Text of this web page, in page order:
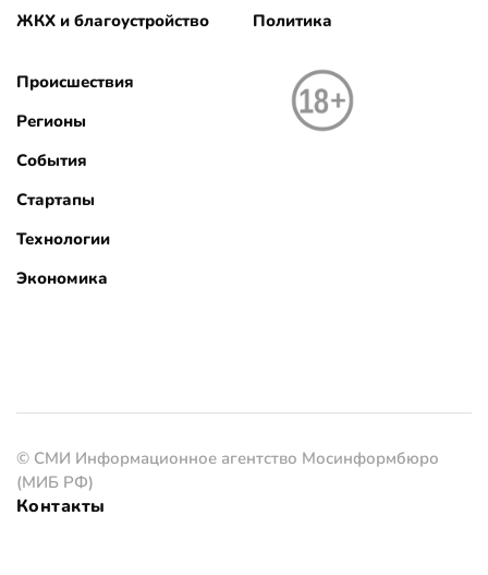
ЖКХ и благоустройство
Политика
Происшествия
Регионы
События
Стартапы
Технологии
Экономика
© СМИ Информационное агентство Мосинформбюро
(МИБ РФ)
Контакты